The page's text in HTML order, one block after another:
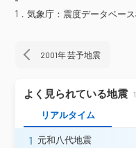
三原市久
福山市松
広島西
広島安
広島佐伯
1．気象庁：震度データベー
2001年 芸予地震
よく見られている地震
リアルタイム
1 元和八代地震